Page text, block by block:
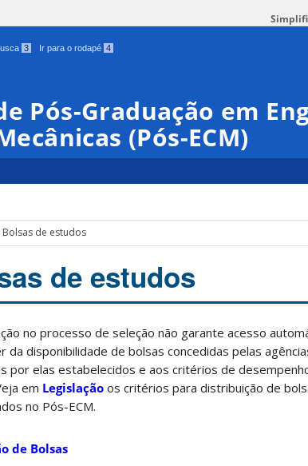
3 Ir para o rodapé 4
Pós-Graduação em
(Pós-ECM)
Bolsas de estudos
de estudos
no processo de seleção não garante acesso
da disponibilidade de bolsas concedidas pelas
por elas estabelecidos e aos critérios de
em Legislação os critérios para distribuição de
no Pós-ECM.
de Bolsas